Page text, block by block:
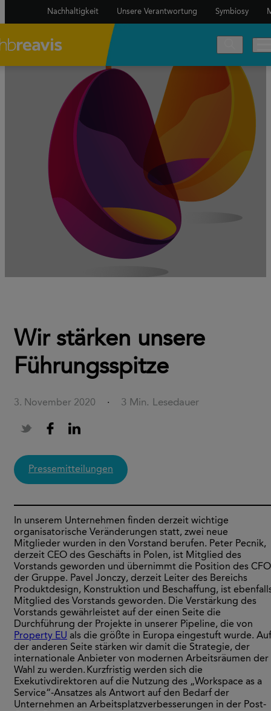
Nachhaltigkeit Unsere Verantwortung Symbiosy
Wir stärken unsere
Führungsspitze
3. November 2020 · 3 Min. Lesedauer
Pressemitteilungen
In unserem Unternehmen finden derzeit wichtige
organisatorische Veränderungen statt, zwei neue
Mitglieder wurden in den Vorstand berufen. Peter Pecnik,
derzeit CEO des Geschäfts in Polen, ist Mitglied des
Vorstands geworden und übernimmt die Position des CFO
der Gruppe. Pavel Jonczy, derzeit Leiter des Bereichs
Produktdesign, Konstruktion und Beschaffung, ist
Mitglied des Vorstands geworden. Die Verstärkung des
Vorstands gewährleistet auf der einen Seite die
Durchführung der Projekte in unserer Pipeline, die von
Property EU als die größte in Europa eingestuft wurde. Auf
der anderen Seite stärken wir damit die Strategie, der
internationale Anbieter von modernen Arbeitsräumen der
Wahl zu werden. Kurzfristig werden sich die
Exekutivdirektoren auf die Nutzung des „Workspace as a
Service“-Ansatzes als Antwort auf den Bedarf der
Unternehmen an Arbeitsplatzverbesserungen in der Post-